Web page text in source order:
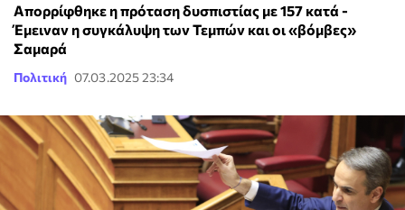
Απορρίφθηκε η πρόταση δυσπιστίας με 157 κατά -
Έμειναν η συγκάλυψη των Τεμπών και οι «βόμβες»
Σαμαρά
Πολιτική 07.03.2025 23:34